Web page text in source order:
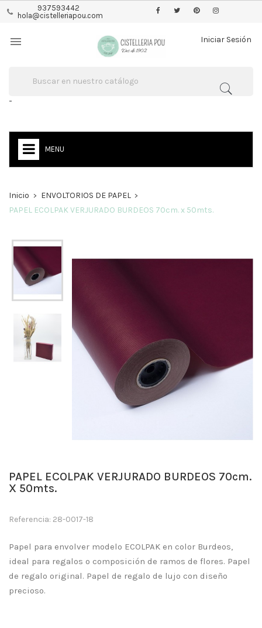
937593442
hola@cistelleriapou.com
Iniciar Sesión

-
MENU
Inicio
ENVOLTORIOS DE PAPEL
PAPEL ECOLPAK VERJURADO BURDEOS 70cm. x 50mts.
PAPEL ECOLPAK VERJURADO BURDEOS 70cm.
X 50mts.
Referencia: 28-0017-18
Papel para envolver modelo ECOLPAK en color Burdeos,
ideal para regalos o composición de ramos de flores. Papel
de regalo original. Papel de regalo de lujo con diseño
precioso.